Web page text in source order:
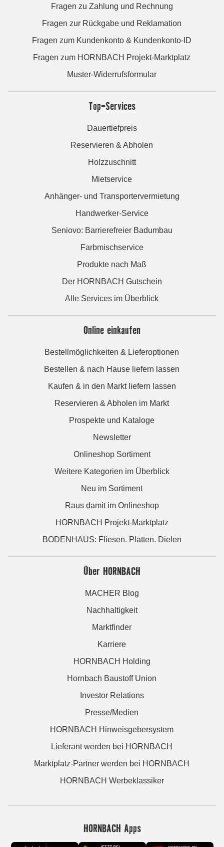
Fragen zu Zahlung und Rechnung
Fragen zur Rückgabe und Reklamation
Fragen zum Kundenkonto & Kundenkonto-ID
Fragen zum HORNBACH Projekt-Marktplatz
Muster-Widerrufsformular
Top-Services
Dauertiefpreis
Reservieren & Abholen
Holzzuschnitt
Mietservice
Anhänger- und Transportervermietung
Handwerker-Service
Seniovo: Barrierefreier Badumbau
Farbmischservice
Produkte nach Maß
Der HORNBACH Gutschein
Alle Services im Überblick
Online einkaufen
Bestellmöglichkeiten & Lieferoptionen
Bestellen & nach Hause liefern lassen
Kaufen & in den Markt liefern lassen
Reservieren & Abholen im Markt
Prospekte und Kataloge
Newsletter
Onlineshop Sortiment
Weitere Kategorien im Überblick
Neu im Sortiment
Raus damit im Onlineshop
HORNBACH Projekt-Marktplatz
BODENHAUS: Fliesen. Platten. Dielen
Über HORNBACH
MACHER Blog
Nachhaltigkeit
Marktfinder
Karriere
HORNBACH Holding
Hornbach Baustoff Union
Investor Relations
Presse/Medien
HORNBACH Hinweisgebersystem
Lieferant werden bei HORNBACH
Marktplatz-Partner werden bei HORNBACH
HORNBACH Werbeklassiker
HORNBACH Apps